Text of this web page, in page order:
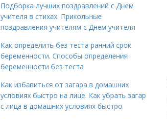
Подборка лучших поздравлений с Днем
учителя в стихах. Прикольные
поздравления учителям с Днем учителя
Как определить без теста ранний срок
беременности. Способы определения
беременности без теста
Как избавиться от загара в домашних
условиях быстро на лице. Как убрать загар
с лица в домашних условиях быстро